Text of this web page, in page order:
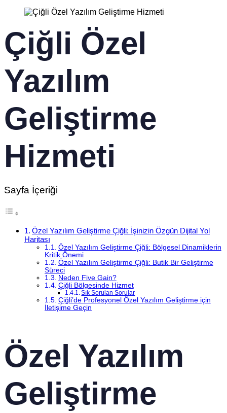
Çiğli Özel
Yazılım
Geliştirme
Hizmeti
Sayfa İçeriği
Özel Yazılım Geliştirme Çiğli: İşinizin Özgün Dijital Yol
Haritası
Özel Yazılım Geliştirme Çiğli: Bölgesel Dinamiklerin
Kritik Önemi
Özel Yazılım Geliştirme Çiğli: Butik Bir Geliştirme
Süreci
Neden Five Gain?
Çiğli Bölgesinde Hizmet
Sık Sorulan Sorular
Çiğli’de Profesyonel Özel Yazılım Geliştirme için
İletişime Geçin
Özel Yazılım
Geliştirme